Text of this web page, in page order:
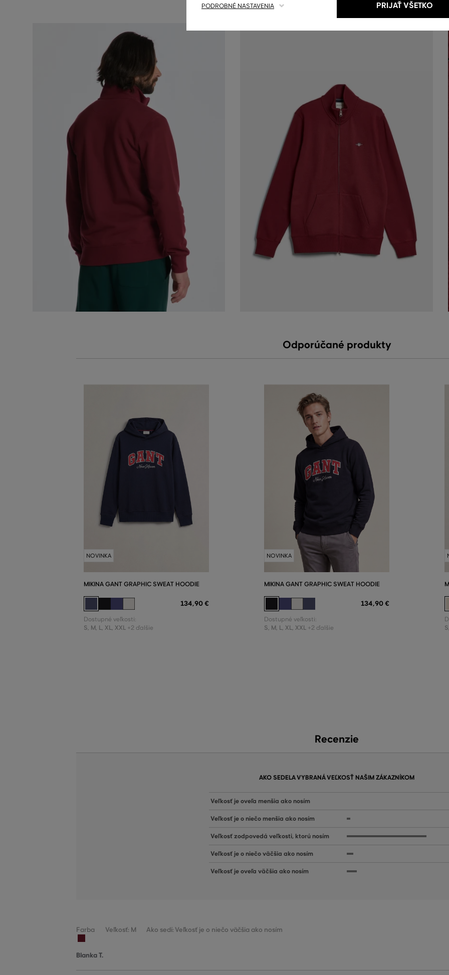
Odporúčané produkty
NOVINKA
MIKINA GANT GRAPHIC SWEAT HOODIE
134,90 €
Dostupné veľkosti:
S, M, L, XL, XXL +2 ďalšie
NOVINKA
MIKINA GANT GRAPHIC SWEAT HOODIE
134,90 €
Dostupné veľkosti:
S, M, L, XL, XXL +2 ďalšie S
Recenzie
AKO SEDELA VYBRANÁ VEĽKOSŤ NAŠIM ZÁKAZNÍKOM
Veľkosť je oveľa menšia ako nosím
Veľkosť je o niečo menšia ako nosím
Veľkosť zodpovedá veľkosti, ktorú nosím
Veľkosť je o niečo väčšia ako nosím
Veľkosť je oveľa väčšia ako nosím
Farba Veľkosť: M Ako sedí: Veľkosť je o niečo väčšia ako nosím
Blanka T.
PODROBNÉ NASTAVENIA PRIJAŤ VŠETKO